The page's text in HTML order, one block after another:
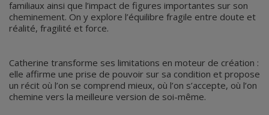
familiaux ainsi que l’impact de figures importantes sur son
cheminement. On y explore l’équilibre fragile entre doute et
réalité, fragilité et force.
Catherine transforme ses limitations en moteur de création :
elle affirme une prise de pouvoir sur sa condition et propose
un récit où l’on se comprend mieux, où l’on s’accepte, où l’on
chemine vers la meilleure version de soi-même.